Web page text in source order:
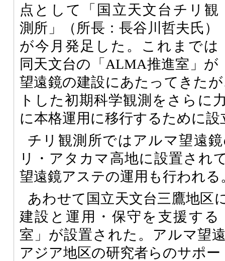
点として「国立天文台チリ観
測所」（所長：長谷川哲夫氏）
が今月発足した。これまでは
同天文台の「ALMA推進室」が
望遠鏡の建設にあたってきた
トした初期科学観測をさらに
に本格運用に移行するために
チリ観測所ではアルマ望遠
リ・アタカマ高地に設置され
望遠鏡アステの運用も行われる
あわせて国立天文台三鷹地区
建設と運用・保守を支援す
室」が設置された。アルマ望
アジア地区の研究者らのサポ